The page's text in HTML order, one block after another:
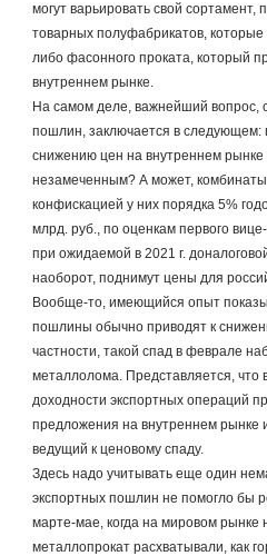
могут варьировать свой
товарных полуфабрикатов, которые
либо фасонного проката, который
внутреннем рынке.
На самом деле, важнейший вопрос,
пошлин, заключается в следующем:
снижению цен на внутреннем рынке
незамеченным? А может,
конфискацией у них порядка 5%
млрд. руб., по оценкам первого
при ожидаемой в 2021 г.
наоборот, поднимут цены для
Вообще-то, имеющийся опыт
пошлины обычно приводят к
частности, такой спад в феврале
металлолома. Представляется, что
доходности экспортных операций
предложения на внутреннем рынке
ведущий к ценовому спаду.
Здесь надо учитывать еще один
экспортных пошлин не помогло бы
марте-мае, когда на мировом
металлопрокат расхватывали, как